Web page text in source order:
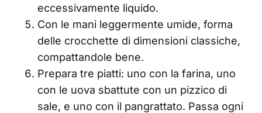
eccessivamente liquido.
Con le mani leggermente umide, forma
delle crocchette di dimensioni classiche,
compattandole bene.
Prepara tre piatti: uno con la farina, uno
con le uova sbattute con un pizzico di
sale, e uno con il pangrattato. Passa ogni